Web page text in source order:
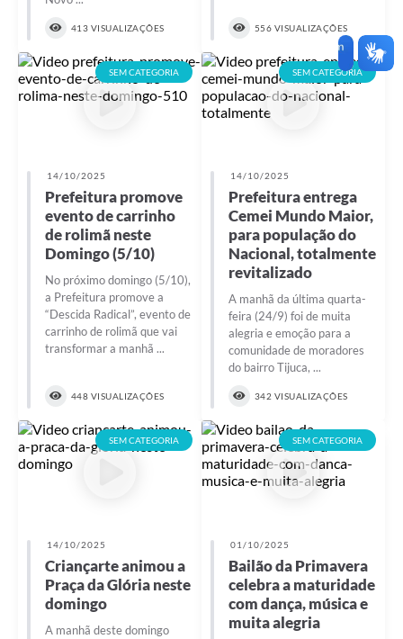
413 VISUALIZAÇÕES 556 VISUALIZAÇÕES
SEM CATEGORIA
14/10/2025
Prefeitura promove
evento de carrinho
de rolimã neste
Domingo (5/10)
No próximo domingo (5/10),
a Prefeitura promove a
“Descida Radical”, evento de
carrinho de rolimã que vai
transformar a manhã ...
448 VISUALIZAÇÕES
SEM CATEGORIA
14/10/2025
Prefeitura entrega
Cemei Mundo Maior,
para população do
Nacional, totalmente
revitalizado
A manhã da última quarta-
feira (24/9) foi de muita
alegria e emoção para a
comunidade de moradores
do bairro Tijuca, ...
342 VISUALIZAÇÕES
SEM CATEGORIA
14/10/2025
Criançarte animou a
Praça da Glória neste
domingo
A manhã deste domingo
SEM CATEGORIA
01/10/2025
Bailão da Primavera
celebra a maturidade
com dança, música e
muita alegria